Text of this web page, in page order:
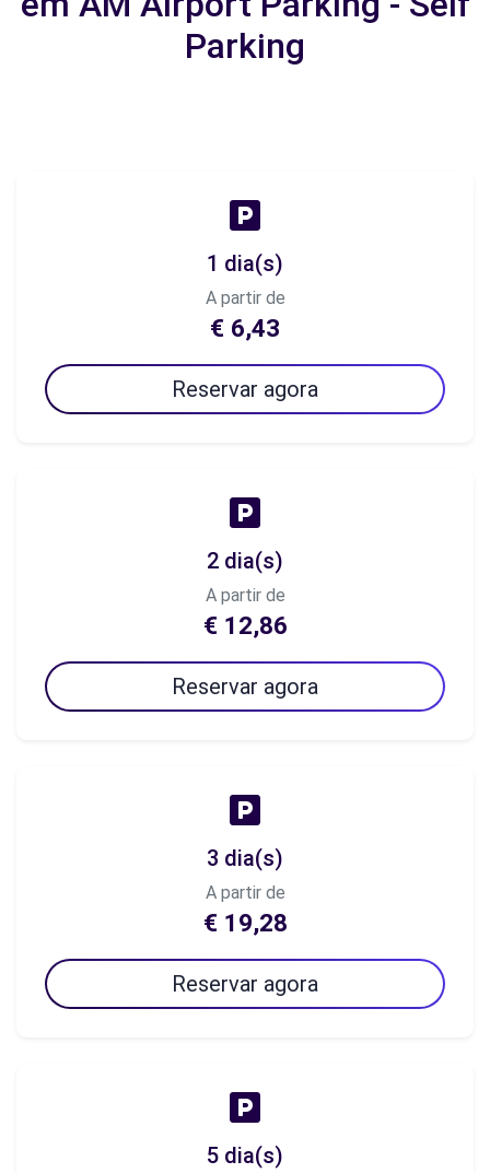
Parking
1 dia(s)
A partir de
€ 6,43
Reservar agora
2 dia(s)
A partir de
€ 12,86
Reservar agora
3 dia(s)
A partir de
€ 19,28
Reservar agora
5 dia(s)